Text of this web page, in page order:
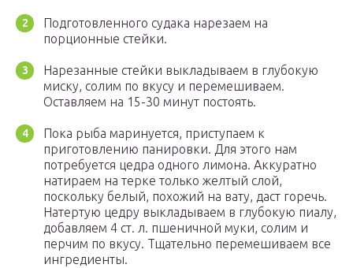
Подготовленного судака нарезаем на
порционные стейки.
Нарезанные стейки выкладываем в глубокую
миску, солим по вкусу и перемешиваем.
Оставляем на 15-30 минут постоять.
Пока рыба маринуется, приступаем к
приготовлению панировки. Для этого нам
потребуется цедра одного лимона. Аккуратно
натираем на терке только желтый слой,
поскольку белый, похожий на вату, даст горечь.
Натертую цедру выкладываем в глубокую пиалу,
добавляем 4 ст. л. пшеничной муки, солим и
перчим по вкусу. Тщательно перемешиваем все
ингредиенты.